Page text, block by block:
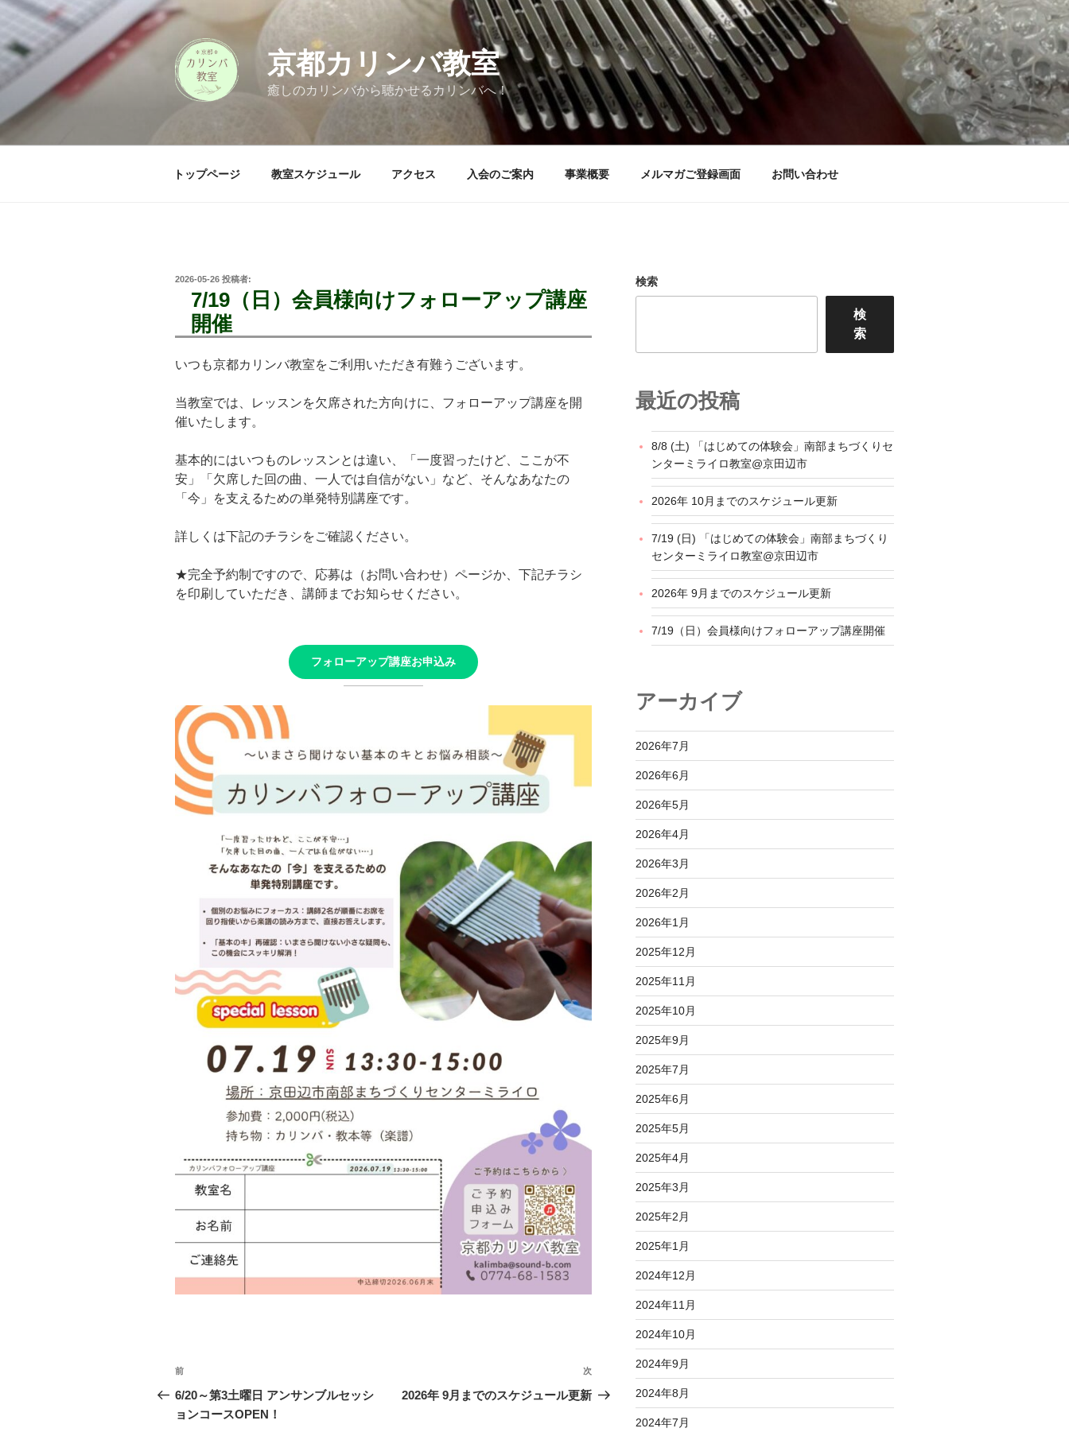
コ
テ
ツ
ス
キ
京都カリンバ教室
癒しのカリンバから聴かせるカリンバへ！
トップページ 教室スケジュール アクセス 入会のご案内 事業概要 メルマガご登録画面 お問い合わせ
投
2026-05-26 投稿者:
7/19（日）会員様向けフォローアップ講座
開催
いつも京都カリンバ教室をご利用いただき有難うございます。
当教室では、レッスンを欠席された方向けに、フォローアップ講座を開
催いたします。
基本的にはいつものレッスンとは違い、「一度習ったけど、ここが不
安」「欠席した回の曲、一人では自信がない」など、そんなあなたの
「今」を支えるための単発特別講座です。
詳しくは下記のチラシをご確認ください。
★完全予約制ですので、応募は（お問い合わせ）ページか、下記チラシ
を印刷していただき、講師までお知らせください。
フォローアップ講座お申込み
投
稿
ナ
前
の
投
前
6/20～第3土曜日 アンサンブルセッシ
ョンコースOPEN！
次
の
次
2026年 9月までのスケジュール更新
検索
検
索
最近の投稿
8/8 (土) 「はじめての体験会」南部まちづくりセ
ンターミライロ教室@京田辺市
2026年 10月までのスケジュール更新
7/19 (日) 「はじめての体験会」南部まちづくり
センターミライロ教室@京田辺市
2026年 9月までのスケジュール更新
7/19（日）会員様向けフォローアップ講座開催
アーカイブ
2026年7月
2026年6月
2026年5月
2026年4月
2026年3月
2026年2月
2026年1月
2025年12月
2025年11月
2025年10月
2025年9月
2025年7月
2025年6月
2025年5月
2025年4月
2025年3月
2025年2月
2025年1月
2024年12月
2024年11月
2024年10月
2024年9月
2024年8月
2024年7月